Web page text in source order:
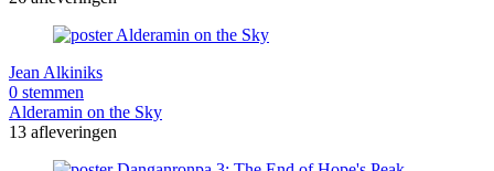
Jean Alkiniks
0 stemmen
Alderamin on the Sky
13 afleveringen